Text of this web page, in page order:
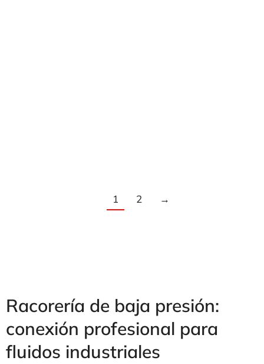
1 2 →
Racorería de baja presión:
conexión profesional para
fluidos industriales